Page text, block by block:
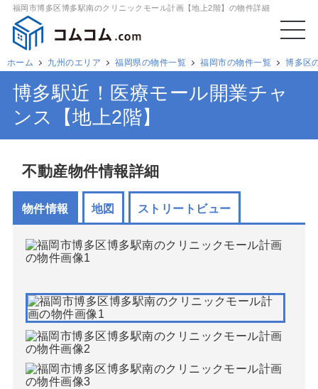
福岡市博多区博多駅南のクリニックモール計画【地上2階】の物件詳細
ホーム 九州のエリア 福岡県の物件一覧 福岡市の物件一覧 博多区
博多駅近！医療モール開業チャ
ンス【地上2階】
不動産物件情報詳細
物件情報 地図 ストリートビュー